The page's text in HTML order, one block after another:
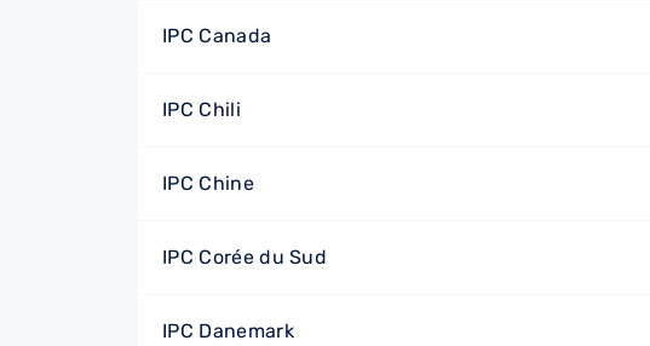
IPC Canada
IPC Chili
IPC Chine
IPC Corée du Sud
IPC Danemark